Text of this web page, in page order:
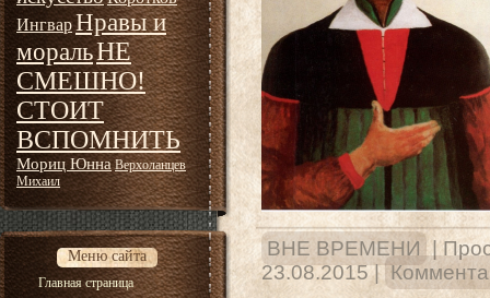
ИнгварНравы и
моральНЕ
СМЕШНО!
СТОИТ
ВСПОМНИТЬ
Мориц Юнна Верхоланцев
Михаил
Меню сайта
Главная страница
ВНЕ ВРЕМЕНИ |
23.08.2015 |